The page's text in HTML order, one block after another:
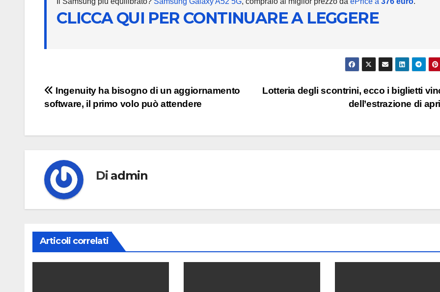
CLICCA QUI PER CONTINUARE A LEGGERE
Navigazione
articoli
Lotteria degli scontrini, ecco i biglietti
dell’estrazione di
Ingenuity ha bisogno di un aggiornamento
software, il primo volo può attendere
Di admin
Articoli correlati
quasi